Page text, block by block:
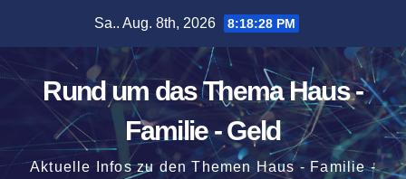
springen
Sa.. Aug. 8th, 2026 8:18:30 PM
Rund um das Thema Haus -
Familie - Geld
Aktuelle Infos zu den Themen Haus - Familie -